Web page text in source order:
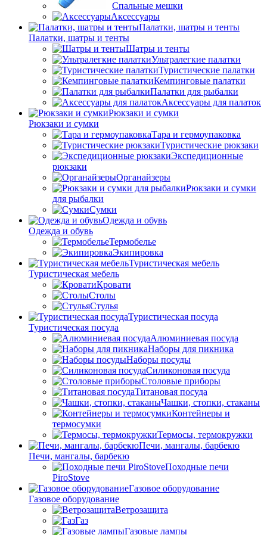
Спальные мешки
Аксессуары
Палатки, шатры и тенты
Палатки, шатры и тенты
Шатры и тенты
Ультралегкие палатки
Туристические палатки
Кемпинговые палатки
Палатки для рыбалки
Аксессуары для палаток
Рюкзаки и сумки
Рюкзаки и сумки
Тара и гермоупаковка
Туристические рюкзаки
Экспедиционные
рюкзаки
Органайзеры
Рюкзаки и сумки
для рыбалки
Сумки
Одежда и обувь
Одежда и обувь
Термобелье
Экипировка
Туристическая мебель
Туристическая мебель
Кровати
Столы
Стулья
Туристическая посуда
Туристическая посуда
Алюминиевая посуда
Наборы для пикника
Наборы посуды
Силиконовая посуда
Столовые приборы
Титановая посуда
Чашки, стопки, стаканы
Контейнеры и
термосумки
Термосы, термокружки
Печи, мангалы, барбекю
Печи, мангалы, барбекю
Походные печи
PiroStove
Газовое оборудование
Газовое оборудование
Ветрозащита
Газ
Газовые лампы